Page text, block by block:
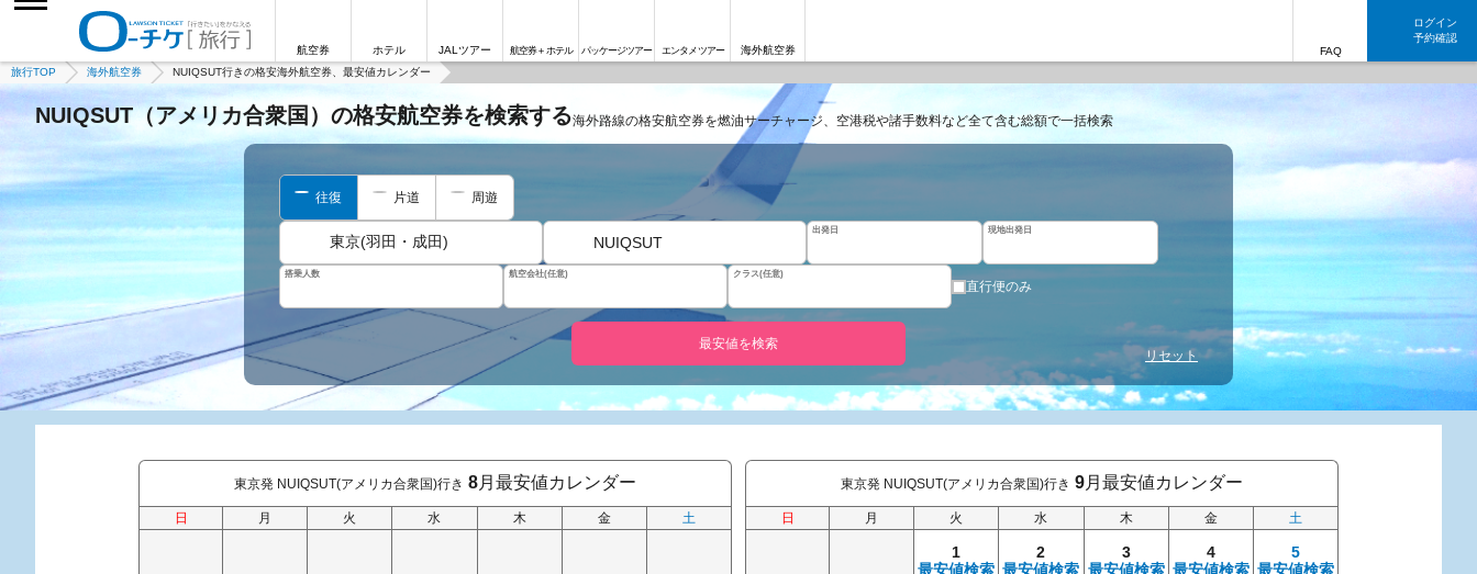
航空券 ホテル JALツアー 航空券＋ホテル パッケージツアー エンタメツアー 海外航空券 FAQ
ログイン
予約確認
旅行TOP 海外航空券 NUIQSUT行きの格安海外航空券、最安値カレンダー
NUIQSUT（アメリカ合衆国）の格安航空券を検索する海外路線の格安航空券を燃油サーチャージ、空港税や諸手数料など全て含む総額で一括検索
往復 片道 周遊
東京(羽田・成田) NUIQSUT
出発日 現地出発日
搭乗人数 航空会社(任意) クラス(任意)
直行便のみ
最安値を検索
リセット
東京発 NUIQSUT(アメリカ合衆国)行き 8月最安値カレンダー
日 月 火 水 木 金 土
東京発 NUIQSUT(アメリカ合衆国)行き 9月最安値カレンダー
日 月 火 水 木 金 土
1
最安値検索
2
最安値検索
3
最安値検索
4
最安値検索
5
最安値検索